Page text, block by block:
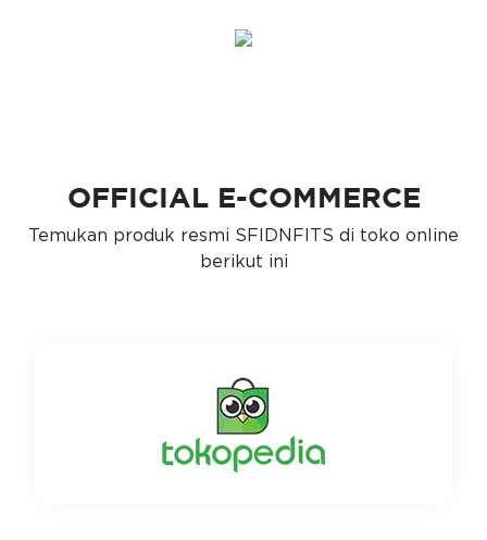
OFFICIAL E-COMMERCE
Temukan produk resmi SFIDNFITS di toko online
berikut ini